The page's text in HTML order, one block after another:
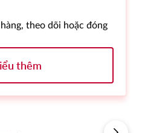
theo dõi hoặc đóng
thêm